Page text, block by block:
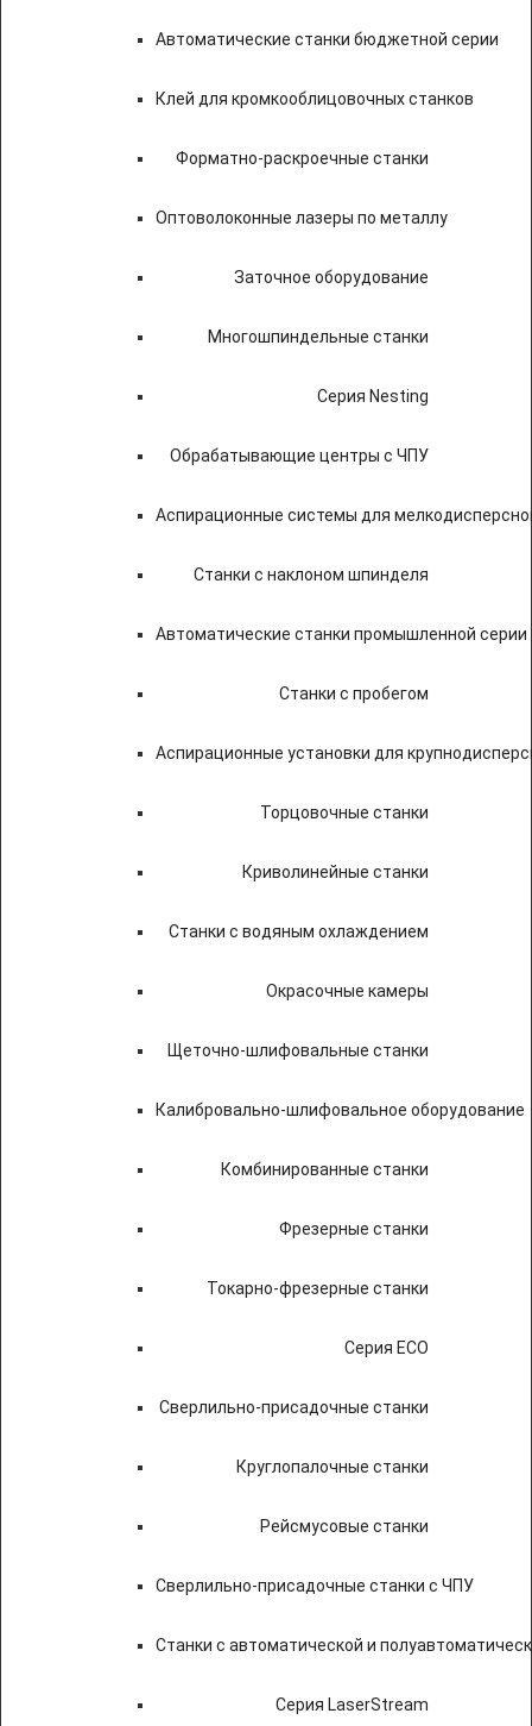
Автоматические станки бюджетной серии
Клей для кромкооблицовочных станков
Форматно-раскроечные станки
Оптоволоконные лазеры по металлу
Заточное оборудование
Многошпиндельные станки
Серия Nesting
Обрабатывающие центры с ЧПУ
Аспирационные системы для
Станки с наклоном шпинделя
Автоматические станки промышленной серии
Станки с пробегом
Аспирационные установки для
Торцовочные станки
Криволинейные станки
Станки с водяным охлаждением
Окрасочные камеры
Щеточно-шлифовальные станки
Калибровально-шлифовальное оборудование
Комбинированные станки
Фрезерные станки
Токарно-фрезерные станки
Серия ECO
Сверлильно-присадочные станки
Круглопалочные станки
Рейсмусовые станки
Сверлильно-присадочные станки с ЧПУ
Станки с автоматической и
Серия LaserStream